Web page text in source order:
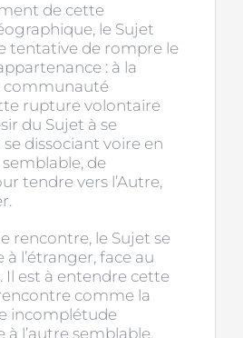
de cette
le Sujet
tentative de rompre le
: à la
communauté
rupture volontaire
du Sujet à se
dissociant voire en
semblable, de
tendre vers l’Autre,
rencontre, le Sujet se
l’étranger, face au
Il est à entendre cette
comme la
incomplétude
l’autre semblable.